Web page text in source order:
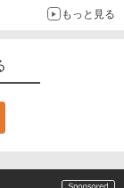
もっと見る